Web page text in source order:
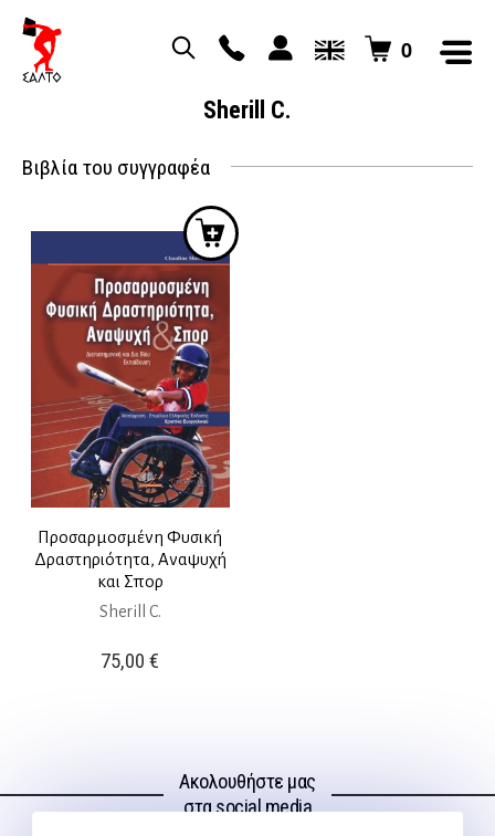
0
Sherill C.
Βιβλία του συγγραφέα
Προσαρμοσμένη Φυσική
Δραστηριότητα, Αναψυχή
και Σπορ
Sherill C.
75,00€
Ακολουθήστε μας
στα social media